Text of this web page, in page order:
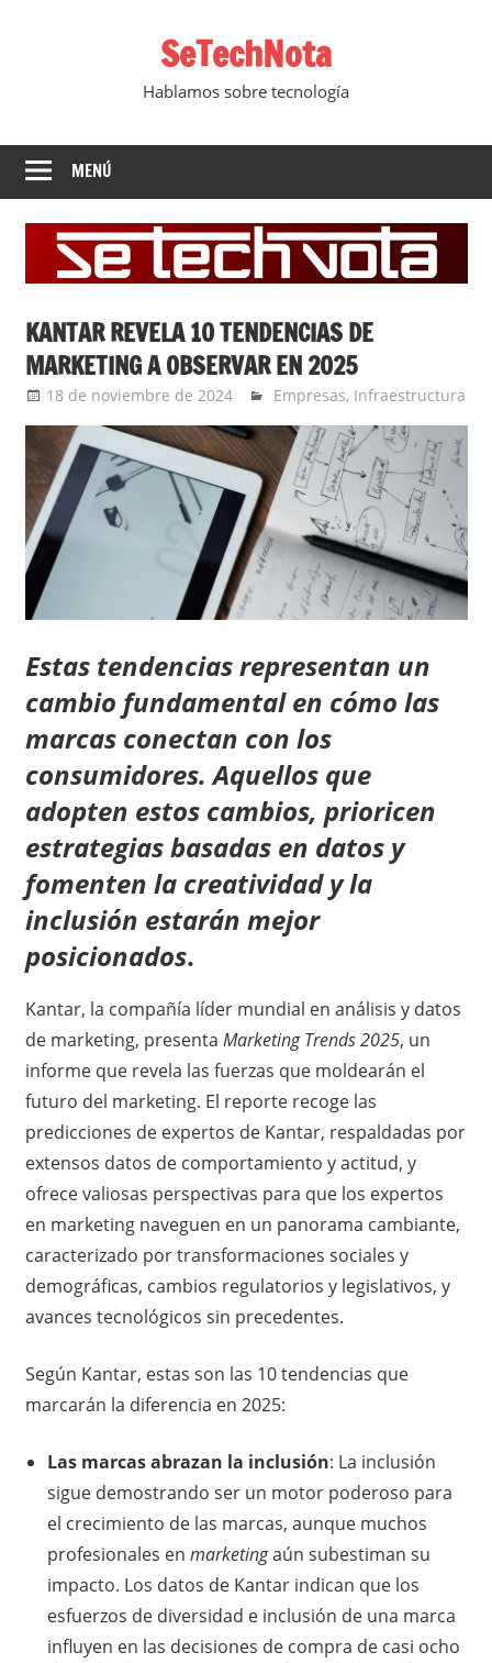
SeTechNota
Hablamos sobre tecnología
MENÚ
KANTAR REVELA 10 TENDENCIAS DE
MARKETING A OBSERVAR EN 2025
18 de noviembre de 2024 Ernesto Herrera
Empresas, Infraestructura
Estas tendencias representan un
cambio fundamental en cómo las
marcas conectan con los
consumidores. Aquellos que
adopten estos cambios, prioricen
estrategias basadas en datos y
fomenten la creatividad y la
inclusión estarán mejor
posicionados.
Kantar, la compañía líder mundial en análisis y datos
de marketing, presenta Marketing Trends 2025, un
informe que revela las fuerzas que moldearán el
futuro del marketing. El reporte recoge las
predicciones de expertos de Kantar, respaldadas por
extensos datos de comportamiento y actitud, y
ofrece valiosas perspectivas para que los expertos
en marketing naveguen en un panorama cambiante,
caracterizado por transformaciones sociales y
demográficas, cambios regulatorios y legislativos, y
avances tecnológicos sin precedentes.
Según Kantar, estas son las 10 tendencias que
marcarán la diferencia en 2025:
Las marcas abrazan la inclusión: La inclusión
sigue demostrando ser un motor poderoso para
el crecimiento de las marcas, aunque muchos
profesionales en marketingaún subestiman su
impacto. Los datos de Kantar indican que los
esfuerzos de diversidad e inclusión de una marca
influyen en las decisiones de compra de casi ocho